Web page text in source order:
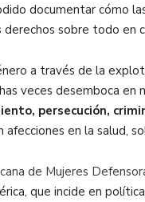
documentar cómo
derechos sobre todo en
a través de la
veces desemboca
persecución,
en la salud,
de Mujeres
que incide en